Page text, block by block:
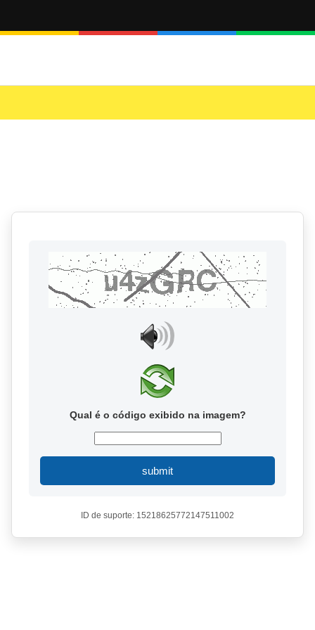
Qual é o código exibido na imagem?
submit
ID de suporte: 15218625772147511002